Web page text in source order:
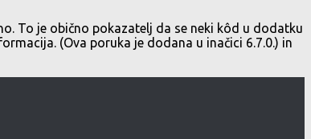
To je obično pokazatelj da se neki kôd u dodatku
(Ova poruka je dodana u inačici 6.7.0.) in